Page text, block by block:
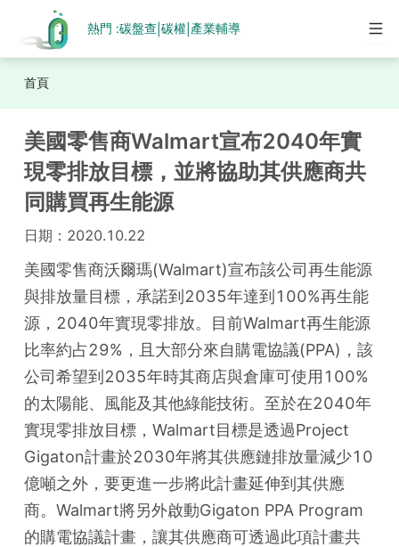
熱門 :碳盤查 碳權| 產業輔導
首頁
美國零售商Walmart宣布2040年實
現零排放目標，並將協助其供應商共
同購買再生能源
日期： 2020.10.22
美國零售商沃爾瑪(Walmart)宣布該公司再生能源
與排放量目標，承諾到2035年達到100%再生能
源，2040年實現零排放。目前Walmart再生能源
比率約占29%，且大部分來自購電協議(PPA)，該
公司希望到2035年時其商店與倉庫可使用100%
的太陽能、風能及其他綠能技術。至於在2040年
實現零排放目標，Walmart目標是透過Project
Gigaton計畫於2030年將其供應鏈排放量減少10
億噸之外，要更進一步將此計畫延伸到其供應
商。Walmart將另外啟動Gigaton PPA Program
的購電協議計畫，讓其供應商可透過此項計畫共